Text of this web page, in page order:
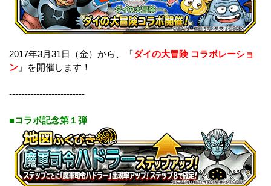
2017年3月31日（金）から、「ダイの大冒険 コラボレーショ
ン 」を開催します！
-------------------------
■コラボ記念第１弾